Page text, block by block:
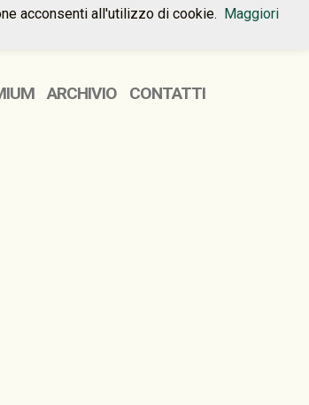
HOME PREMIUM CONTATTI
ARCHIVIO CONTATTI
acconsenti all'utilizzo di cookie. Maggiori